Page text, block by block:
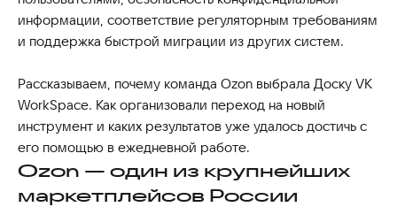
информации, соответствие регуляторным требованиям
и поддержка быстрой миграции из других систем.
Рассказываем, почему команда Ozon выбрала Доску VK
WorkSpace. Как организовали переход на новый
инструмент и каких результатов уже удалось достичь с
его помощью в ежедневной работе.
Ozon — один из крупнейших
маркетплейсов России